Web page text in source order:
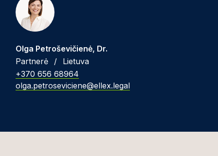
Olga Petroševičienė, Dr.
Partnerė
/
Lietuva
+370 656 68964
olga.petroseviciene@ellex.legal